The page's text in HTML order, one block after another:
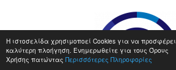
Η ιστοσελίδα χρησιμοποεί Cookies για να προσφέρει
καλύτερη πλοήγηση. Ενημερωθείτε για τους Όρους
Χρήσης πατώντας Περισσότερες Πληροφορίες